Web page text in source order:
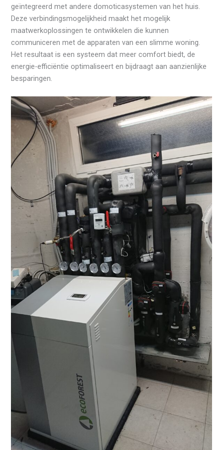
geïntegreerd met andere domoticasystemen van het huis.
Deze verbindingsmogelijkheid maakt het mogelijk
maatwerkoplossingen te ontwikkelen die kunnen
communiceren met de apparaten van een slimme woning.
Het resultaat is een systeem dat meer comfort biedt, de
energie-efficiëntie optimaliseert en bijdraagt aan aanzienlijke
besparingen.